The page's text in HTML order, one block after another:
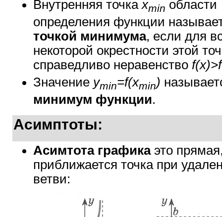
Внутренняя точка xmin области
определения функции
точкой минимума, если для
некоторой окрестности этой
справедливо неравенство
Значение ymin=f(xmin)
минимум функции.
Асимптоты:
Асимтота графика это
приближается точка при
ветви: